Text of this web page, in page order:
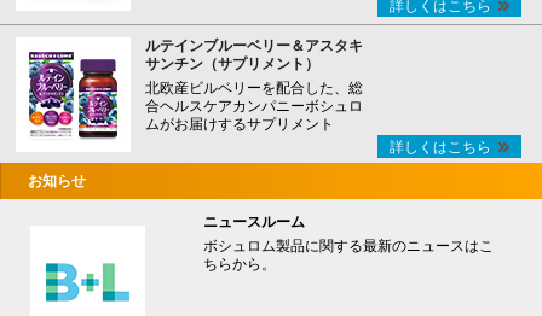
詳しくはこちら
ルテインブルーベリー＆アスタキ
サンチン（サプリメント）
北欧産ビルベリーを配合した、総
合ヘルスケアカンパニーボシュロ
ムがお届けするサプリメント
詳しくはこちら
お知らせ
ニュースルーム
ボシュロム製品に関する最新のニュースはこ
ちらから。